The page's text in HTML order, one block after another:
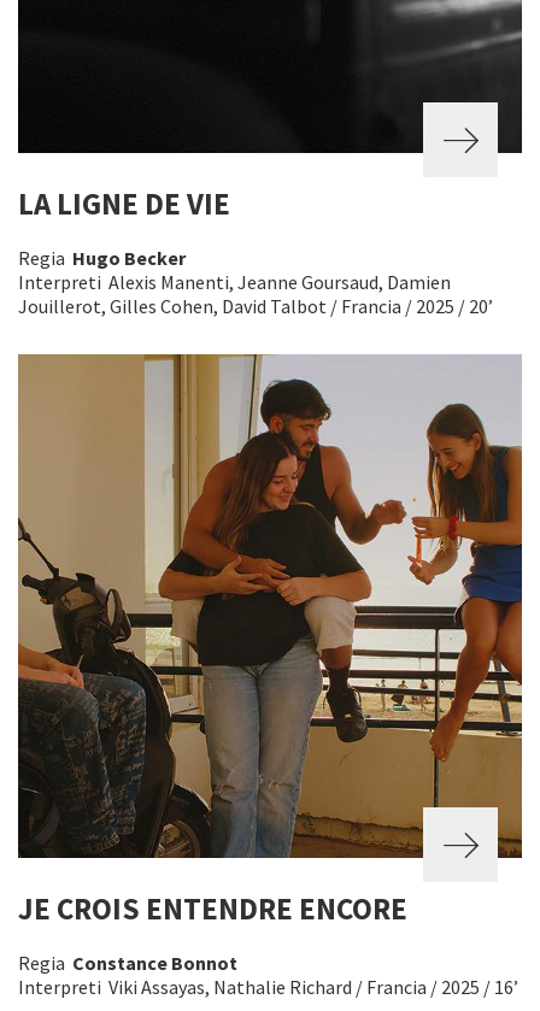
LA LIGNE DE VIE
Regia Hugo Becker
Interpreti Alexis Manenti, Jeanne Goursaud, Damien
Jouillerot, Gilles Cohen, David Talbot / Francia / 2025 / 20’
JE CROIS ENTENDRE ENCORE
Regia Constance Bonnot
Interpreti Viki Assayas, Nathalie Richard / Francia / 2025 / 16’